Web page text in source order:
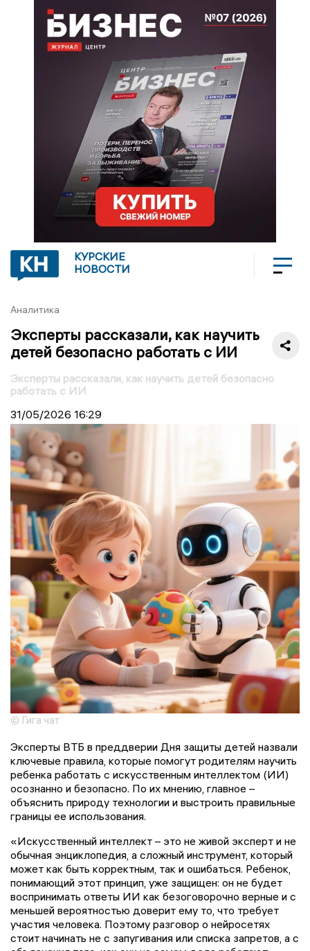
КУРСКИЕ
НОВОСТИ
Аналитика
Эксперты рассказали, как научить
детей безопасно работать с ИИ
Эксперты рассказали, как научить детей безопасно
работать с ИИ
31/05/2026 16:29
© Гига чат
Эксперты ВТБ в преддверии Дня защиты детей назвали
ключевые правила, которые помогут родителям научить
ребенка работать с искусственным интеллектом (ИИ)
осознанно и безопасно. По их мнению, главное –
объяснить природу технологии и выстроить правильные
границы ее использования.
«Искусственный интеллект – это не живой эксперт и не
обычная энциклопедия, а сложный инструмент, который
может как быть корректным, так и ошибаться. Ребенок,
понимающий этот принцип, уже защищен: он не будет
воспринимать ответы ИИ как безоговорочно верные и с
меньшей вероятностью доверит ему то, что требует
участия человека. Поэтому разговор о нейросетях
стоит начинать не с запугивания или списка запретов, а с